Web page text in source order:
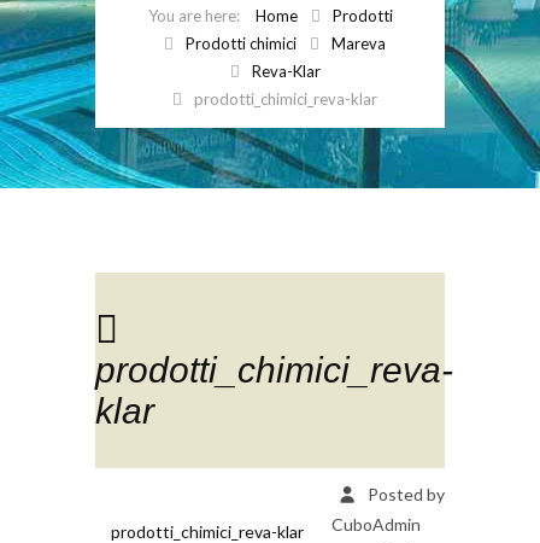
Home
Prodotti
Prodotti chimici
Mareva
Reva-Klar
prodotti_chimici_reva-klar
prodotti_chimici_reva-
klar
Posted by
CuboAdmin
prodotti_chimici_reva-klar